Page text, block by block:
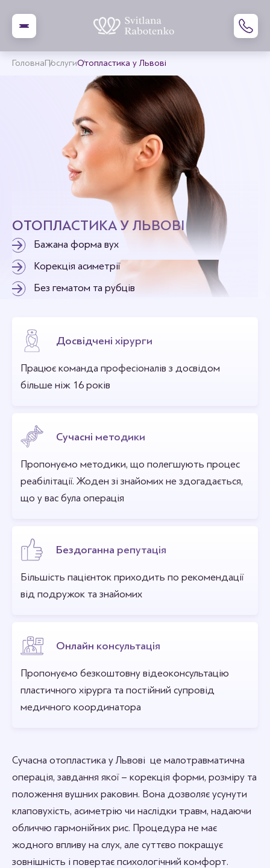
ГоловнаПослугиОтопластика у Львові
ОТОПЛАСТИКА У ЛЬВОВІ
Бажана форма вух
Корекція асиметрії
Без гематом та рубців
Досвідчені хірурги
Працює команда професіоналів з досвідом
більше ніж 16 років
Сучасні методики
Пропонуємо методики, що полегшують процес
реабілітації. Жоден зі знайомих не здогадається,
що у вас була операція
Бездоганна репутація
Більшість пацієнток приходить по рекомендації
від подружок та знайомих
Онлайн консультація
Пропонуємо безкоштовну відеоконсультацію
пластичного хірурга та постійний супровід
медичного координатора
Сучасна отопластика у Львові це малотравматична
операція, завдання якої – корекція форми, розміру та
положення вушних раковин. Вона дозволяє усунути
клаповухість, асиметрію чи наслідки травм, надаючи
обличчю гармонійних рис. Процедура не має
жодного впливу на слух, але суттєво покращує
зовнішність і повертає психологічний комфорт.